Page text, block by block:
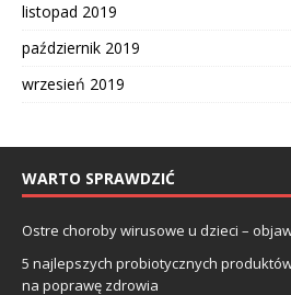
listopad 2019
październik 2019
wrzesień 2019
WARTO SPRAWDZIĆ
Ostre choroby wirusowe u dzieci –
5 najlepszych probiotycznych
na poprawę zdrowia